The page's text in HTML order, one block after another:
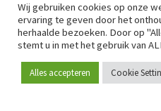
Word lid
Wij gebruiken cookies op onze
ervaring te geven door het
herhaalde bezoeken. Door op
stemt u in met het gebruik van
Alles accepteren Cookie